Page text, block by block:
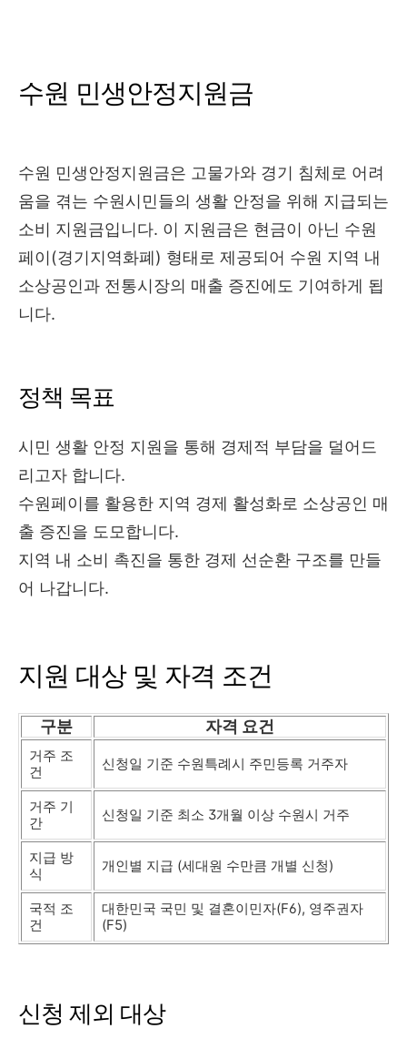
수원 민생안정지원금
수원 민생안정지원금은 고물가와 경기 침체로 어려
움을 겪는 수원시민들의 생활 안정을 위해 지급되는
소비 지원금입니다. 이 지원금은 현금이 아닌 수원
페이(경기지역화폐) 형태로 제공되어 수원 지역 내
소상공인과 전통시장의 매출 증진에도 기여하게 됩
니다.
정책 목표
시민 생활 안정 지원을 통해 경제적 부담을 덜어드
리고자 합니다.
수원페이를 활용한 지역 경제 활성화로 소상공인 매
출 증진을 도모합니다.
지역 내 소비 촉진을 통한 경제 선순환 구조를 만들
어 나갑니다.
지원 대상 및 자격 조건
구분 자격 요건
거주 조
건
신청일 기준 수원특례시 주민등록 거주자
거주 기
간
신청일 기준 최소 3개월 이상 수원시 거주
지급 방
식
개인별 지급 (세대원 수만큼 개별 신청)
국적 조
건
대한민국 국민 및 결혼이민자(F6), 영주권자
(F5)
신청 제외 대상